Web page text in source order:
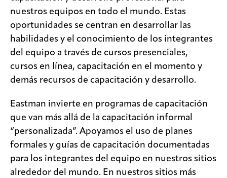
nuestros equipos en todo el mundo. Estas
oportunidades se centran en desarrollar las
habilidades y el conocimiento de los integrantes
del equipo a través de cursos presenciales,
cursos en línea, capacitación en el momento y
demás recursos de capacitación y desarrollo.
Eastman invierte en programas de capacitación
que van más allá de la capacitación informal
“personalizada”. Apoyamos el uso de planes
formales y guías de capacitación documentadas
para los integrantes del equipo en nuestros sitios
alrededor del mundo. En nuestros sitios más